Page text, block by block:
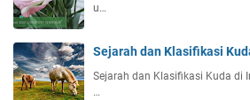
u…
Sejarah dan Klasifikasi
Sejarah dan Klasifikasi Kuda di
…